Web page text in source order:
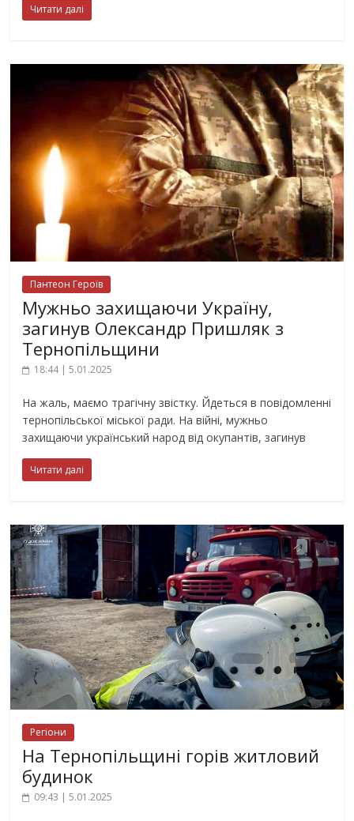
Читати далі
Пантеон Героїв
Мужньо захищаючи Україну,
загинув Олександр Пришляк з
Тернопільщини
18:44 | 5.01.2025
На жаль, маємо трагічну звістку. Йдеться в повідомленні
тернопільської міської ради. На війні, мужньо
захищаючи український народ від окупантів, загинув
Читати далі
Регіони
На Тернопільщині горів житловий
будинок
09:43 | 5.01.2025